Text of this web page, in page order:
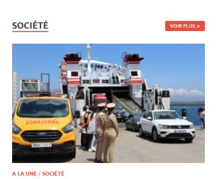
SOCIÉTÉ VOIR PLUS
A LA UNE / SOCIÉTÉ